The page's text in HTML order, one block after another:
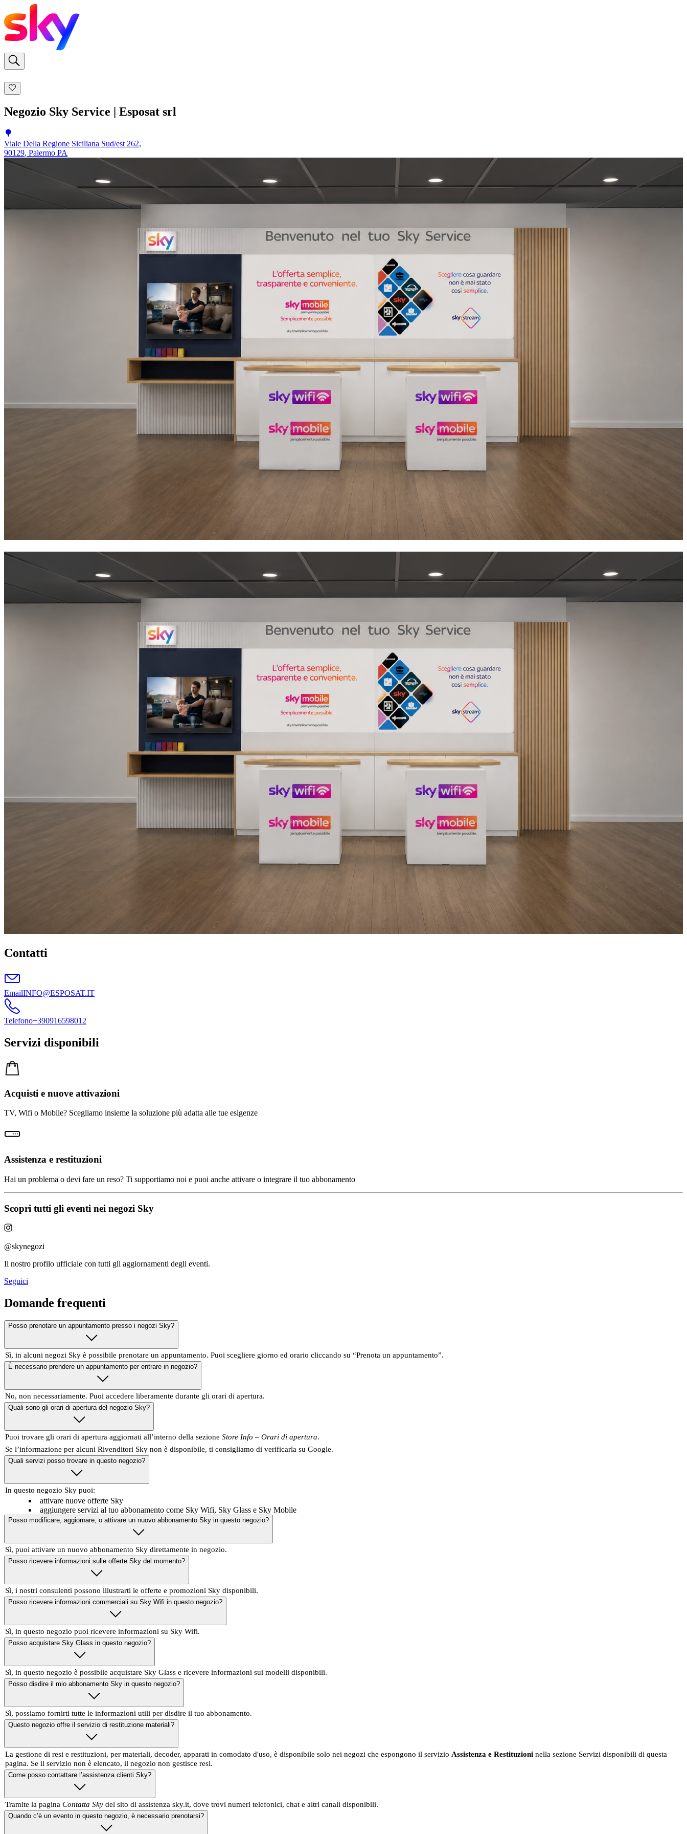
Negozio Sky Service | Esposat srl
Viale Della Regione Siciliana Sud/est 262,
90129, Palermo PA
Contatti
EmailINFO@ESPOSAT.IT
Telefono+390916598012
Servizi disponibili
Acquisti e nuove attivazioni
TV, Wifi o Mobile? Scegliamo insieme la soluzione più adatta alle tue esigenze
Assistenza e restituzioni
Hai un problema o devi fare un reso? Ti supportiamo noi e puoi anche attivare o integrare il tuo abbonamento
Scopri tutti gli eventi nei negozi Sky
@skynegozi
Il nostro profilo ufficiale con tutti gli aggiornamenti degli eventi.
Seguici
Domande frequenti
Posso prenotare un appuntamento presso i negozi Sky?
Sì, in alcuni negozi Sky è possibile prenotare un appuntamento. Puoi scegliere giorno ed orario cliccando su “Prenota un appuntamento”.
È necessario prendere un appuntamento per entrare in negozio?
No, non necessariamente. Puoi accedere liberamente durante gli orari di apertura.
Quali sono gli orari di apertura del negozio Sky?
Puoi trovare gli orari di apertura aggiornati all’interno della sezione Store Info – Orari di apertura.
Se l’informazione per alcuni Rivenditori Sky non è disponibile, ti consigliamo di verificarla su Google.
Quali servizi posso trovare in questo negozio?
In questo negozio Sky puoi:
attivare nuove offerte Sky
aggiungere servizi al tuo abbonamento come Sky Wifi, Sky Glass e Sky Mobile
Posso modificare, aggiornare, o attivare un nuovo abbonamento Sky in questo negozio?
Sì, puoi attivare un nuovo abbonamento Sky direttamente in negozio.
Posso ricevere informazioni sulle offerte Sky del momento?
Sì, i nostri consulenti possono illustrarti le offerte e promozioni Sky disponibili.
Posso ricevere informazioni commerciali su Sky Wifi in questo negozio?
Sì, in questo negozio puoi ricevere informazioni su Sky Wifi.
Posso acquistare Sky Glass in questo negozio?
Sì, in questo negozio è possibile acquistare Sky Glass e ricevere informazioni sui modelli disponibili.
Posso disdire il mio abbonamento Sky in questo negozio?
Sì, possiamo fornirti tutte le informazioni utili per disdire il tuo abbonamento.
Questo negozio offre il servizio di restituzione materiali?
La gestione di resi e restituzioni, per materiali, decoder, apparati in comodato d'uso, è disponibile solo nei negozi che espongono il servizio Assistenza e Restituzioni nella sezione Servizi disponibili di questa
pagina. Se il servizio non è elencato, il negozio non gestisce resi.
Come posso contattare l’assistenza clienti Sky?
Tramite la pagina Contatta Sky del sito di assistenza sky.it, dove trovi numeri telefonici, chat e altri canali disponibili.
Quando c’è un evento in questo negozio, è necessario prenotarsi?